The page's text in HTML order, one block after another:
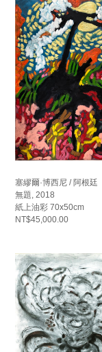
塞繆爾·博西尼 / 阿根廷
無題, 2018
紙上油彩 70x50cm
NT$45,000.00